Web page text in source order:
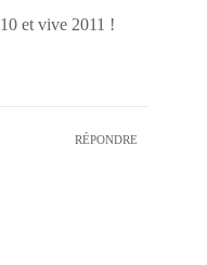
et vive 2011 !
RÉPONDRE